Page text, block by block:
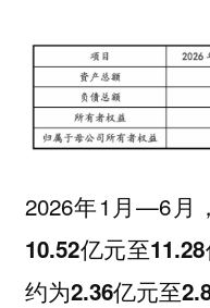
2026年1月—6月
10.52亿元至
约为2.36亿元至